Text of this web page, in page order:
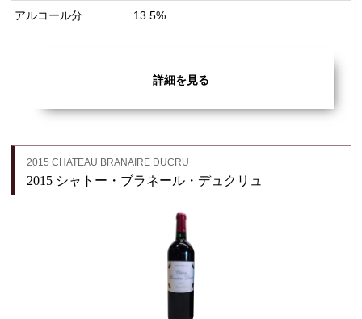
アルコール分 13.5%
詳細を見る
2015 CHATEAU BRANAIRE DUCRU
2015 シャトー・ブラネール・デュクリュ